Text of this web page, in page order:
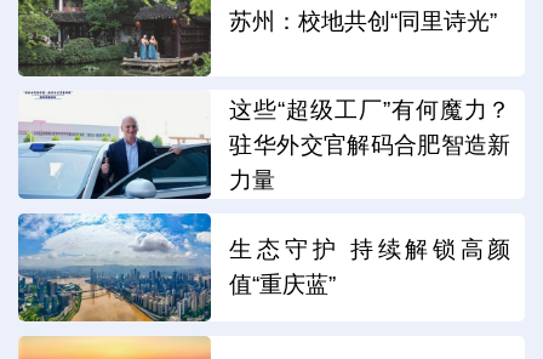
苏州：校地共创“同里诗光”
这些“超级工厂”有何魔力？
驻华外交官解码合肥智造新
力量
生态守护 持续解锁高颜
值“重庆蓝”